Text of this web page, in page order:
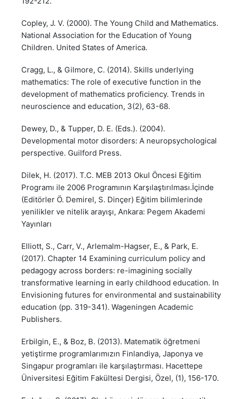
Copley, J. V. (2000). The Young Child and Mathematics.
National Association for the Education of Young
Children. United States of America.
Cragg, L., & Gilmore, C. (2014). Skills underlying
mathematics: The role of executive function in the
development of mathematics proficiency. Trends in
neuroscience and education, 3(2), 63-68.
Dewey, D., & Tupper, D. E. (Eds.). (2004).
Developmental motor disorders: A neuropsychological
perspective. Guilford Press.
Dilek, H. (2017). T.C. MEB 2013 Okul Öncesi Eğitim
Programı ile 2006 Programının Karşılaştırılması.İçinde
(Editörler Ö. Demirel, S. Dinçer) Eğitim bilimlerinde
yenilikler ve nitelik arayışı, Ankara: Pegem Akademi
Yayınları
Elliott, S., Carr, V., Arlemalm-Hagser, E., & Park, E.
(2017). Chapter 14 Examining curriculum policy and
pedagogy across borders: re-imagining socially
transformative learning in early childhood education. In
Envisioning futures for environmental and sustainability
education (pp. 319-341). Wageningen Academic
Publishers.
Erbilgin, E., & Boz, B. (2013). Matematik öğretmeni
yetiştirme programlarımızın Finlandiya, Japonya ve
Singapur programları ile karşılaştırması. Hacettepe
Üniversitesi Eğitim Fakültesi Dergisi, Özel, (1), 156-170.